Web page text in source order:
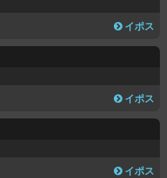
イポス
イポス
イポス